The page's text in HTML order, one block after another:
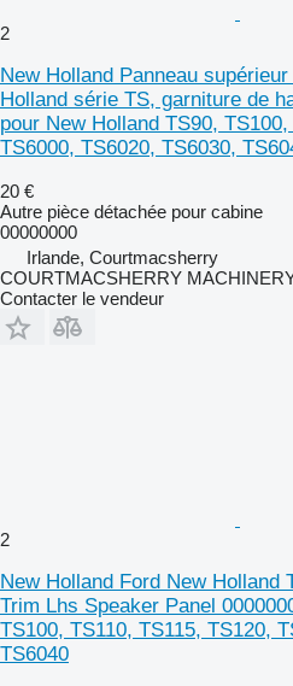
2
New Holland Panneau
Holland série TS, garniture de
pour New Holland TS90,
TS6000, TS6020, TS6030,
20 €
Autre pièce détachée pour cabine
00000000
Irlande, Courtmacsherry
COURTMACSHERRY
Contacter le vendeur
2
New Holland Ford New Holland
Trim Lhs Speaker Panel
TS100, TS110, TS115, TS120,
TS6040